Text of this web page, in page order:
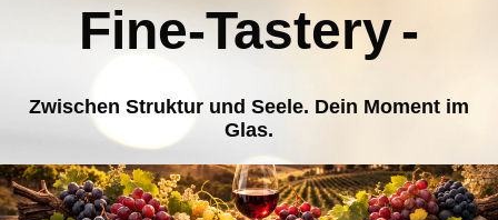
Fine-Tastery-
Zwischen Struktur und Seele. Dein Moment im
Glas.